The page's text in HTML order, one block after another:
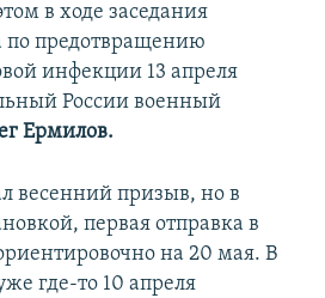
в ходе заседания
по предотвращению
инфекции 13 апреля
России военный
Ермилов.
весенний призыв, но в
первая отправка в
на 20 мая. В
где-то 10 апреля